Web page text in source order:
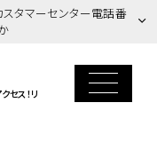
スタマーセンター電話番
セス！リ